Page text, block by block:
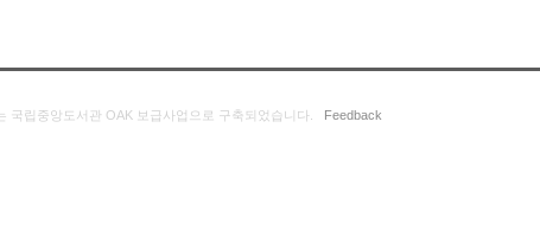
국립중앙도서관 OAK 보급사업으로 구축되었습니다. Feedback